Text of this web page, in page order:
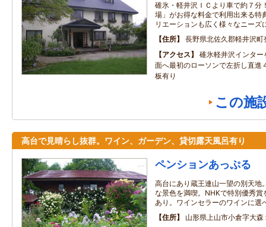
碓氷・軽井沢ＩＣより車で約７分
場」がお得な料金で利用出来る特
リエーションも広く様々なニーズ
住所
長野県北佐久郡軽井沢町
アクセス
碓氷軽井沢インタ
面へ最初のローソンで左折し直進
板有り
この施
高台で見晴らし抜群。ワイン、ガーデン、貸切露天風呂有り
ペンションあっぷる
高台にあり蔵王連山一望の別天地
な景色を満喫。NHKで特別優秀
あり。ワインセラーのワインに選
住所
山形県上山市小倉字大森